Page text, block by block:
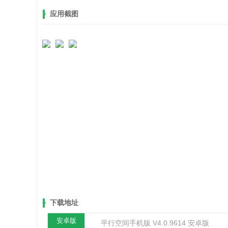
应用截图
下载地址
安卓版 平行空间手机版 V4.0.9614 安卓版